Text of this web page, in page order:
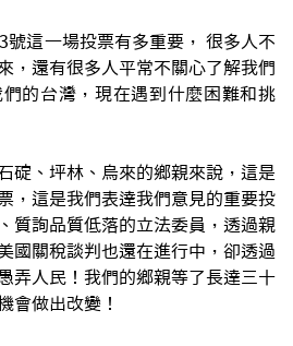
號這一場投票有多重要， 很多人不
，還有很多人平常不關心了解我們
的台灣，現在遇到什麼困難和挑
碇、坪林、烏來的鄉親來說，這是
，這是我們表達我們意見的重要投
質詢品質低落的立法委員，透過親
國關稅談判也還在進行中，卻透過
弄人民！我們的鄉親等了長達三十
會做出改變！